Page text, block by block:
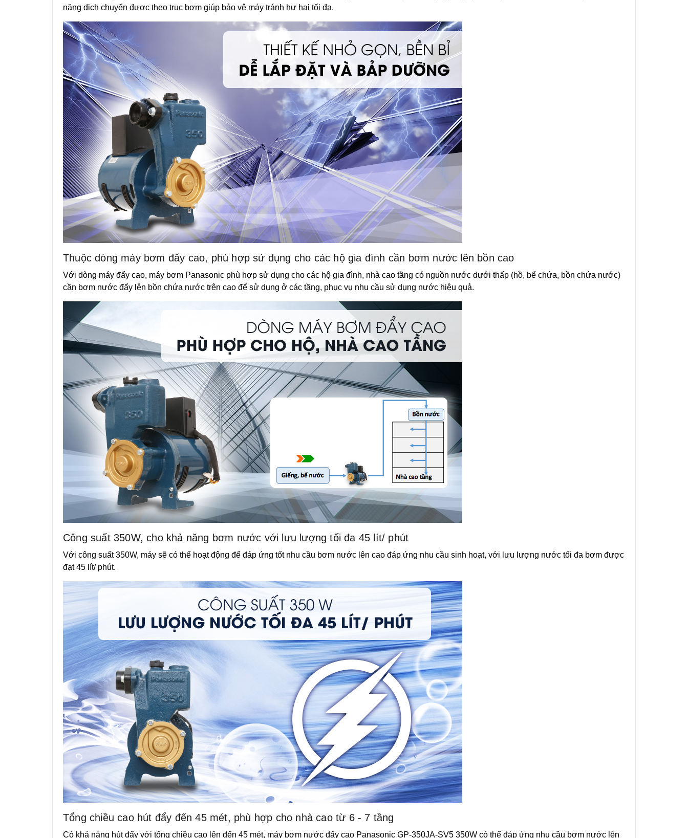
năng dịch chuyển được theo trục bơm giúp bảo vệ máy tránh hư hại tối đa.
Thuộc dòng máy bơm đẩy cao, phù hợp sử dụng cho các hộ gia đình cần bơm nước lên bồn cao
Với dòng máy đẩy cao, máy bơm Panasonic phù hợp sử dụng cho các hộ gia đình, nhà cao tầng có nguồn nước dưới thấp (hồ, bể chứa, bồn chứa nước)
cần bơm nước đẩy lên bồn chứa nước trên cao để sử dụng ở các tầng, phục vụ nhu cầu sử dụng nước hiệu quả.
Công suất 350W, cho khả năng bơm nước với lưu lượng tối đa 45 lít/ phút
Với công suất 350W, máy sẽ có thể hoạt động để đáp ứng tốt nhu cầu bơm nước lên cao đáp ứng nhu cầu sinh hoạt, với lưu lượng nước tối đa bơm được
đạt 45 lít/ phút.
Tổng chiều cao hút đẩy đến 45 mét, phù hợp cho nhà cao từ 6 - 7 tầng
Có khả năng hút đẩy với tổng chiều cao lên đến 45 mét, máy bơm nước đẩy cao Panasonic GP-350JA-SV5 350W có thể đáp ứng nhu cầu bơm nước lên